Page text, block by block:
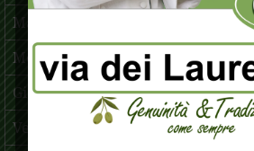
Martedì
8:30 / 14:15
Mercoledì
8:30 / 14:15
Giovedì
8:30 / 14:15
Venerdì
8:30 / 14:15